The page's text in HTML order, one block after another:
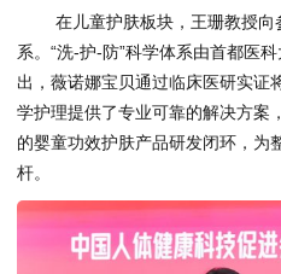
在儿童护肤板块，王珊教授向
系。“洗-护-防”科学体系由首都医
出，薇诺娜宝贝通过临床医研实证
学护理提供了专业可靠的解决方案
的婴童功效护肤产品研发闭环，为
杆。